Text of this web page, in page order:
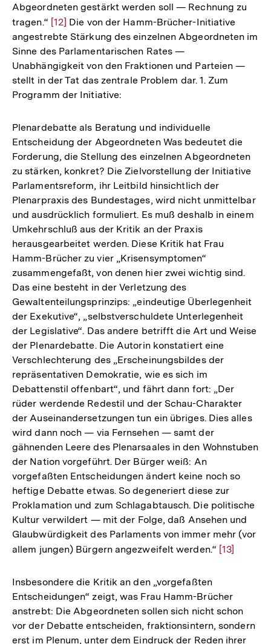
Abgeordneten gestärkt werden soll — Rechnung zu
tragen.“ Zur
Auflösung
der
Fußnote
[12] Die von der Hamm-Brücher-Initiative
angestrebte Stärkung des einzelnen Abgeordneten im
Sinne des Parlamentarischen Rates —
Unabhängigkeit von den Fraktionen und Parteien —
stellt in der Tat das zentrale Problem dar. 1. Zum
Programm der Initiative:
Plenardebatte als Beratung und individuelle
Entscheidung der Abgeordneten Was bedeutet die
Forderung, die Stellung des einzelnen Abgeordneten
zu stärken, konkret? Die Zielvorstellung der Initiative
Parlamentsreform, ihr Leitbild hinsichtlich der
Plenarpraxis des Bundestages, wird nicht unmittelbar
und ausdrücklich formuliert. Es muß deshalb in einem
Umkehrschluß aus der Kritik an der Praxis
herausgearbeitet werden. Diese Kritik hat Frau
Hamm-Brücher zu vier „Krisensymptomen“
zusammengefaßt, von denen hier zwei wichtig sind.
Das eine besteht in der Verletzung des
Gewaltenteilungsprinzips: „eindeutige Überlegenheit
der Exekutive“, „selbstverschuldete Unterlegenheit
der Legislative“. Das andere betrifft die Art und Weise
der Plenardebatte. Die Autorin konstatiert eine
Verschlechterung des „Erscheinungsbildes der
repräsentativen Demokratie, wie es sich im
Debattenstil offenbart“, und fährt dann fort: „Der
rüder werdende Redestil und der Schau-Charakter
der Auseinandersetzungen tun ein übriges. Dies alles
wird dann noch — via Fernsehen — samt der
gähnenden Leere des Plenarsaales in den Wohnstuben
der Nation vorgeführt. Der Bürger weiß: An
vorgefaßten Entscheidungen ändert keine noch so
heftige Debatte etwas. So degeneriert diese zur
Proklamation und zum Schlagabtausch. Die politische
Kultur verwildert — mit der Folge, daß Ansehen und
Glaubwürdigkeit des Parlaments von immer mehr (vor
allem jungen) Bürgern angezweifelt werden.“ Zur
Fußnote
[13]
Insbesondere die Kritik an den „vorgefaßten
Entscheidungen“ zeigt, was Frau Hamm-Brücher
anstrebt: Die Abgeordneten sollen sich nicht schon
vor der Debatte entscheiden, fraktionsintern, sondern
erst im Plenum, unter dem Eindruck der Reden ihrer